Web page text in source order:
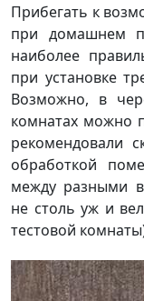
Прибегать к
при домашнем
наиболее
при установке
Возможно, в
комнатах можно
рекомендовали
обработкой
между разными
не столь уж и
тестовой